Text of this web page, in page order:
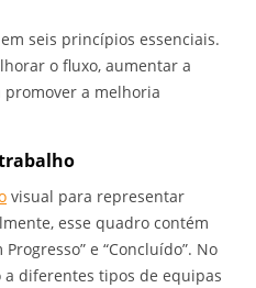
seis princípios essenciais.
o fluxo, aumentar a
a melhoria
visual para representar
esse quadro contém
Progresso” e “Concluído”. No
diferentes tipos de equipas